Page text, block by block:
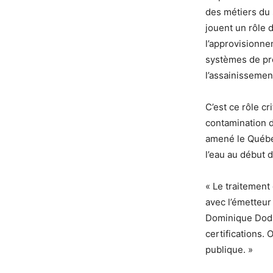
des métiers du
jouent un rôle
systèmes de
C’est ce rôle
contamination
amené le
l’eau au début
« Le
avec
Dominique
certifications.
publique. »